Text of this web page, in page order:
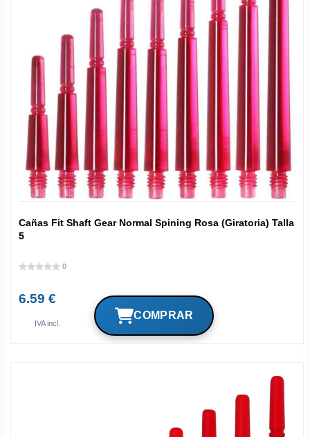
Cañas Fit Shaft Gear Normal Spining Rosa (Giratoria) Talla
5
0
6.59 €
IVA incl.